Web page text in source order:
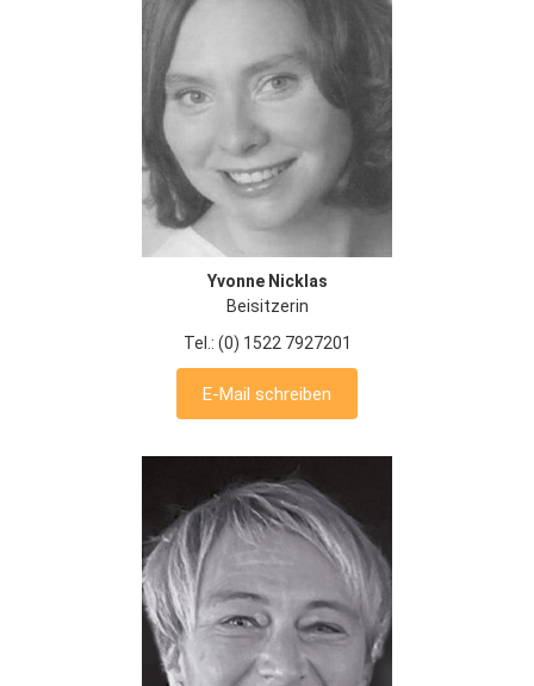
Yvonne Nicklas
Beisitzerin
Tel.: (0) 1522 7927201
E-Mail schreiben